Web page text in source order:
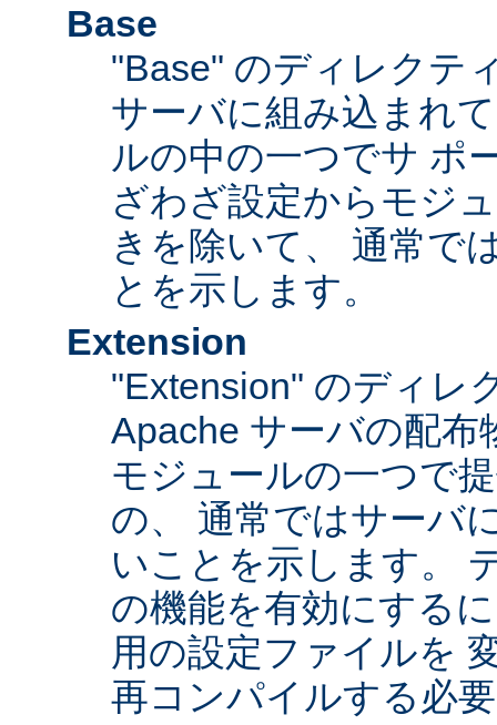
Base
"Base" のディレクテ
サーバに組み込まれ
ルの中の一つでサ ポ
ざわざ設定からモジ
きを除いて、 通常で
とを示します。
Extension
"Extension" のディレ
Apache サーバの配布
モジュールの一つで
の、 通常ではサーバ
いことを示します。
の機能を有効にする
用の設定ファイルを
再コンパイルする必